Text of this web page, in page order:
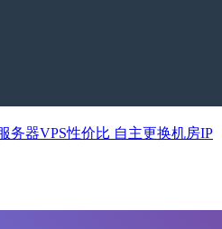
务器VPS性价比 自主更换机房IP